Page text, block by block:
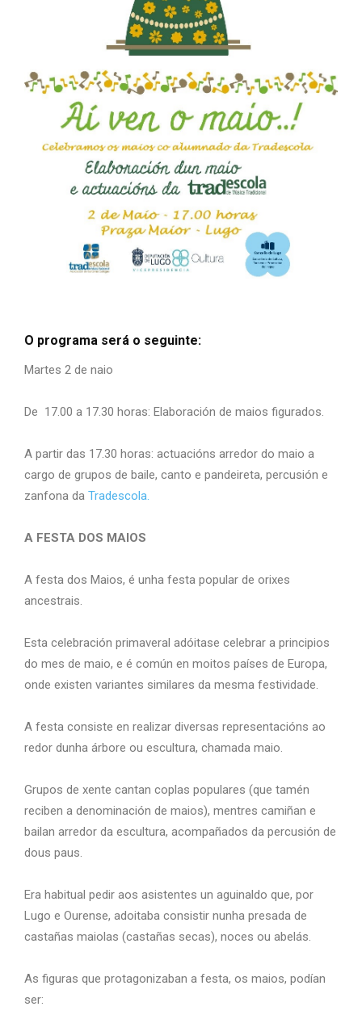
O programa será o seguinte:
Martes 2 de naio
De 17.00 a 17.30 horas: Elaboración de maios figurados.
A partir das 17.30 horas: actuacións arredor do maio a
cargo de grupos de baile, canto e pandeireta, percusión e
zanfona da Tradescola.
A FESTA DOS MAIOS
A festa dos Maios, é unha festa popular de orixes
ancestrais.
Esta celebración primaveral adóitase celebrar a principios
do mes de maio, e é común en moitos países de Europa,
onde existen variantes similares da mesma festividade.
A festa consiste en realizar diversas representacións ao
redor dunha árbore ou escultura, chamada maio.
Grupos de xente cantan coplas populares (que tamén
reciben a denominación de maios), mentres camiñan e
bailan arredor da escultura, acompañados da percusión de
dous paus.
Era habitual pedir aos asistentes un aguinaldo que, por
Lugo e Ourense, adoitaba consistir nunha presada de
castañas maiolas (castañas secas), noces ou abelás.
As figuras que protagonizaban a festa, os maios, podían
ser: